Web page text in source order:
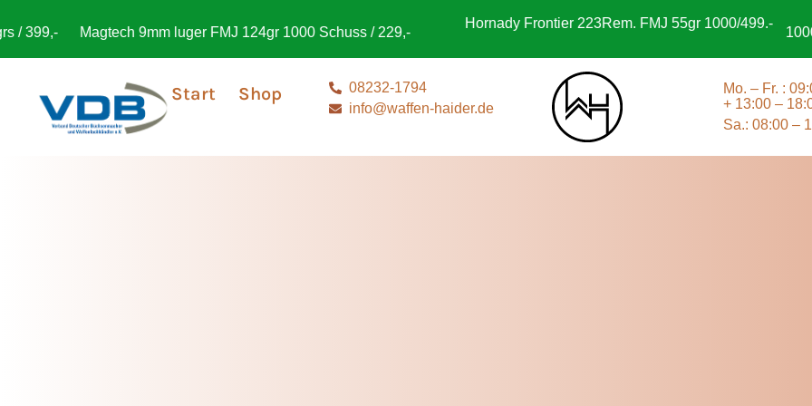
Magtech 9mm luger FMJ 124gr 1000 Schuss / 229,-
Hornady Frontier 223Rem. FMJ 55gr 1000/499.-
1000 Schuss
Start Shop
08232-1794
info@waffen-haider.de
Mo. – Fr. :
+ 13:00 –
Sa.: 08:00 –